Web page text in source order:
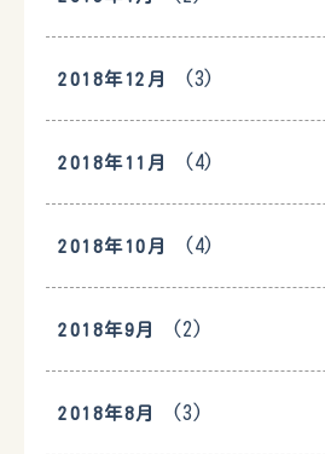
2018年12月 (3)
2018年11月 (4)
2018年10月 (4)
2018年9月 (2)
2018年8月 (3)